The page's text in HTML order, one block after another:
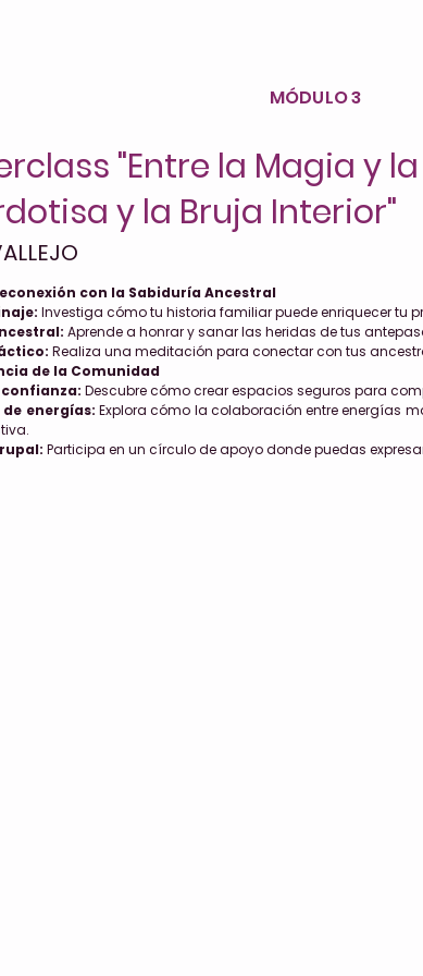
MÓDULO 3
"Entre la Magia y la
y la Bruja Interior"
con la Sabiduría Ancestral
Investiga cómo tu historia familiar puede enriquecer tu
Aprende a honrar y sanar las heridas de tus
Realiza una meditación para conectar con tus
de la Comunidad
Descubre cómo crear espacios seguros para
energías: Explora cómo la colaboración entre energías
Participa en un círculo de apoyo donde puedas